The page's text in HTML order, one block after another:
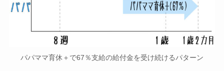
パパママ育休＋で67％支給の給付金を受け続けるパターン